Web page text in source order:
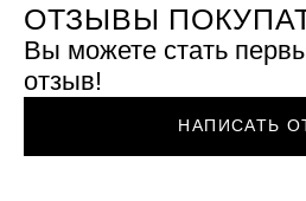
ОТЗЫВЫ
Вы можете стать
отзыв!
НАПИСАТЬ